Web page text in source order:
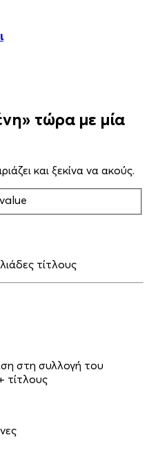
τώρα με μία
και ξεκίνα να ακούς.
τίτλους
στη συλλογή του
τίτλους